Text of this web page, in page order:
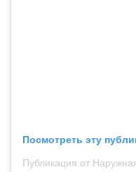
Посмотреть эту